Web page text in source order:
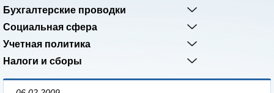
Бухгалтерские проводки
Социальная сфера
Учетная политика
Налоги и сборы